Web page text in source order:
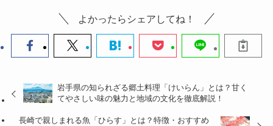
よかったらシェアしてね！
岩手県の知られざる郷土料理「けいらん」とは？甘く
てやさしい味の魅力と地域の文化を徹底解説！
長崎で親しまれる魚「ひらす」とは？特徴・おすすめ